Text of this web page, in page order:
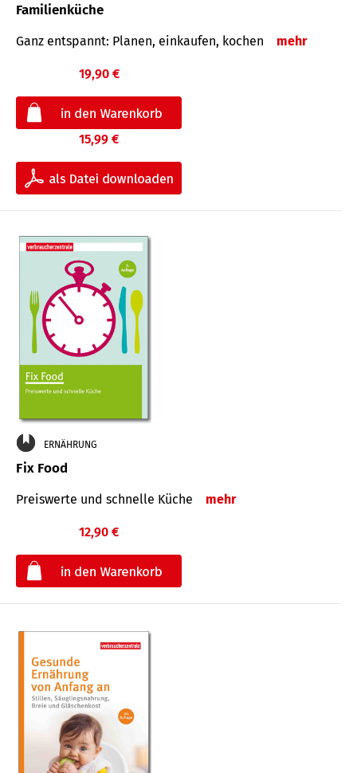
Familienküche
Ganz entspannt: Planen, einkaufen, kochen mehr
19,90 €
15,99 €
ERNÄHRUNG
Fix Food
Preiswerte und schnelle Küche mehr
12,90 €